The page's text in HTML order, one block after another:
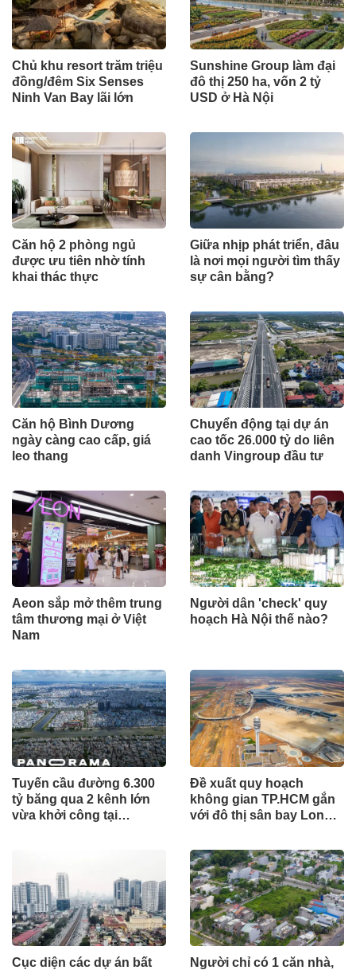
Chủ khu resort trăm triệu
đồng/đêm Six Senses
Ninh Van Bay lãi lớn
Sunshine Group làm đại
đô thị 250 ha, vốn 2 tỷ
USD ở Hà Nội
Căn hộ 2 phòng ngủ
được ưu tiên nhờ tính
khai thác thực
Giữa nhịp phát triển, đâu
là nơi mọi người tìm thấy
sự cân bằng?
Căn hộ Bình Dương
ngày càng cao cấp, giá
leo thang
Chuyển động tại dự án
cao tốc 26.000 tỷ do liên
danh Vingroup đầu tư
Aeon sắp mở thêm trung
tâm thương mại ở Việt
Nam
Người dân 'check' quy
hoạch Hà Nội thế nào?
Tuyến cầu đường 6.300
tỷ băng qua 2 kênh lớn
vừa khởi công tại
Đề xuất quy hoạch
không gian TP.HCM gắn
với đô thị sân bay Long
Cục diện các dự án bất
Người chỉ có 1 căn nhà,